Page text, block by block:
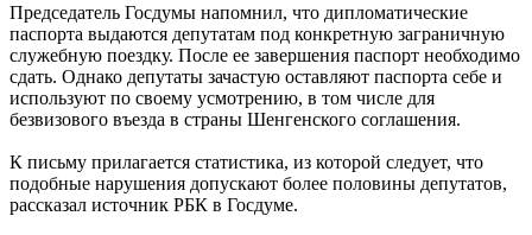
Председатель Госдумы напомнил, что дипломатические
паспорта выдаются депутатам под конкретную заграничную
служебную поездку. После ее завершения паспорт необходимо
сдать. Однако депутаты зачастую оставляют паспорта себе и
используют по своему усмотрению, в том числе для
безвизового въезда в страны Шенгенского соглашения.
К письму прилагается статистика, из которой следует, что
подобные нарушения допускают более половины депутатов,
рассказал источник РБК в Госдуме.